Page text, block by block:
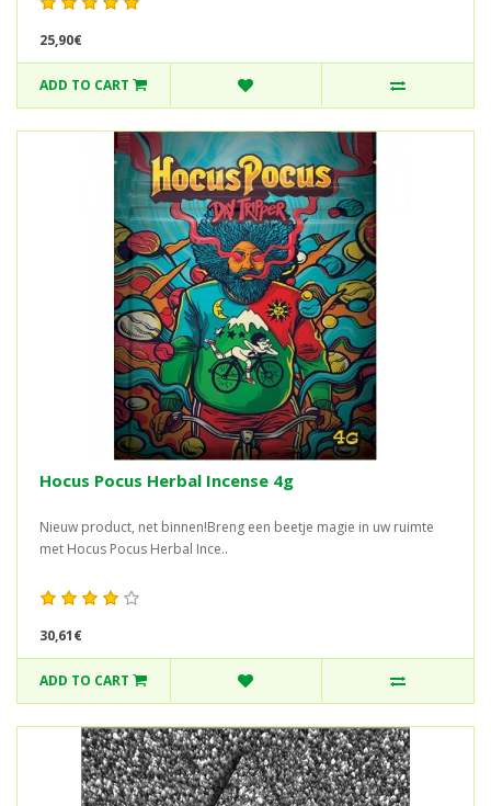
25,90€
ADD TO CART
Hocus Pocus Herbal Incense 4g
Nieuw product, net binnen!Breng een beetje magie in uw ruimte
met Hocus Pocus Herbal Ince..
30,61€
ADD TO CART